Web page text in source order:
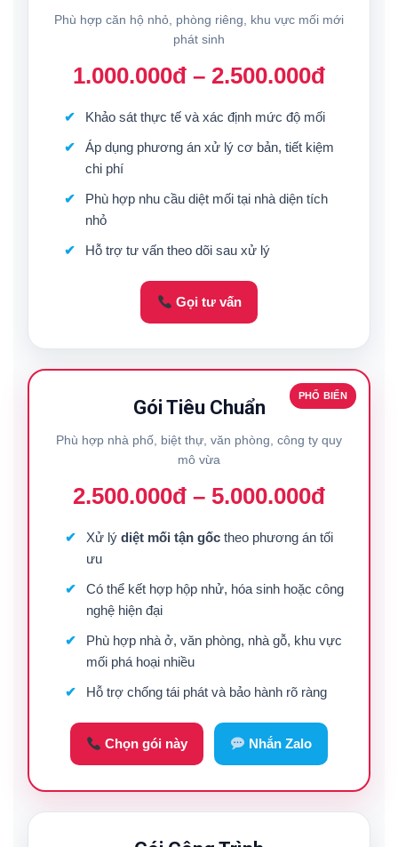
Phù hợp căn hộ nhỏ, phòng riêng, khu vực mối mới
phát sinh
1.000.000đ – 2.500.000đ
Khảo sát thực tế và xác định mức độ mối
Áp dụng phương án xử lý cơ bản, tiết kiệm
chi phí
Phù hợp nhu cầu diệt mối tại nhà diện tích
nhỏ
Hỗ trợ tư vấn theo dõi sau xử lý
Gọi tư vấn
PHỔ BIẾN
Gói Tiêu Chuẩn
Phù hợp nhà phố, biệt thự, văn phòng, công ty quy
mô vừa
2.500.000đ – 5.000.000đ
Xử lý diệt mối tận gốctheo phương án tối
ưu
Có thể kết hợp hộp nhử, hóa sinh hoặc công
nghệ hiện đại
Phù hợp nhà ở, văn phòng, nhà gỗ, khu vực
mối phá hoại nhiều
Hỗ trợ chống tái phát và bảo hành rõ ràng
Chọn gói này Nhắn Zalo